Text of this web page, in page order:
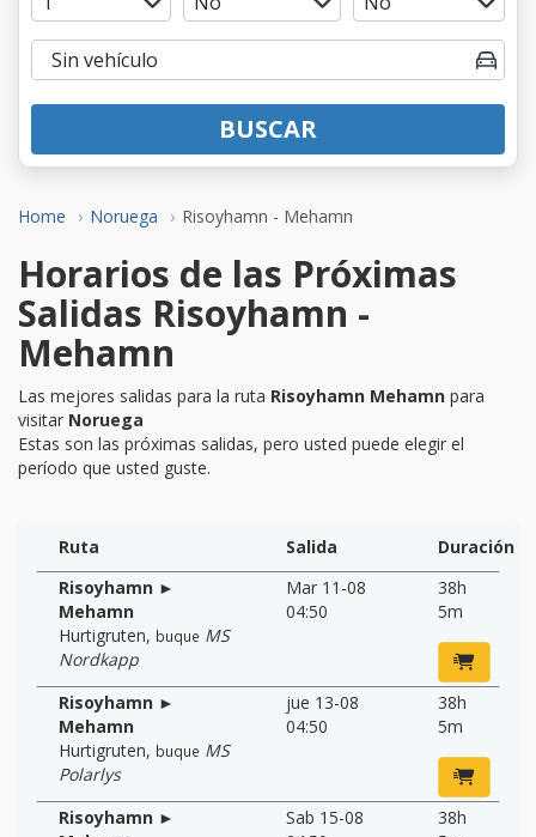
Home Noruega Risoyhamn - Mehamn
BUSCAR
Horarios de las Próximas
Salidas Risoyhamn -
Mehamn
Las mejores salidas para la ruta Risoyhamn Mehamn para
visitar Noruega
Estas son las próximas salidas, pero usted puede elegir el
período que usted guste.
Ruta Salida
Duración
Risoyhamn ►
Mehamn
Hurtigruten, buque MS
Nordkapp
Mar 11-08
04:50
38h
5m
Risoyhamn ►
Mehamn
Hurtigruten, buque MS
Polarlys
jue 13-08
04:50
38h
5m
Risoyhamn ►
Sab 15-08
38h